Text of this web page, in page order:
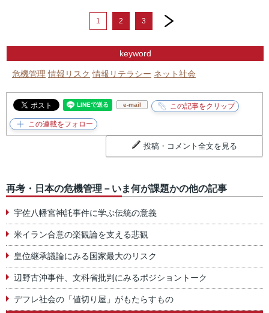
1 2 3
next
keyword
危機管理 情報リスク 情報リテラシー ネット社会
e-mail
投稿・コメント全文を見る
再考・日本の危機管理－いま何が課題かの他の記事
宇佐八幡宮神託事件に学ぶ伝統の意義
米イラン合意の楽観論を支える悲観
皇位継承議論にみる国家最大のリスク
辺野古沖事件、文科省批判にみるポジショントーク
デフレ社会の「値切り屋」がもたらすもの